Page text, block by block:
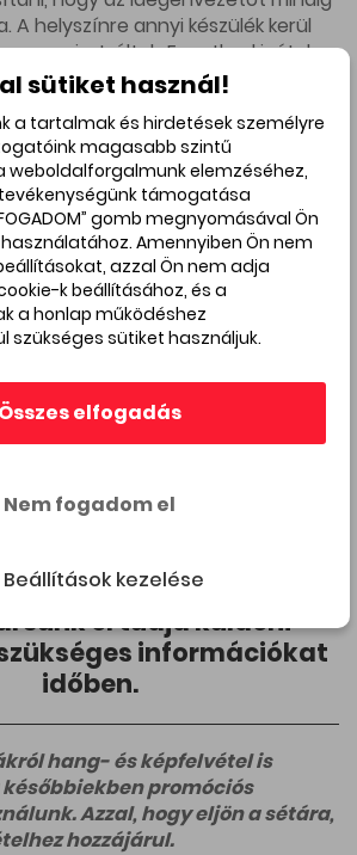
A helyszínre annyi készülék kerül
regisztráltak. Egyetlen kivétel,
okból nem tudja használni a
továbbá saját fülhallgató
mind környezetkímélési
dugós a készülék, tehát, amit
az itt is működni fog.
természetesen adunk egy darabot
előre is
regisztráció után 24 órán
meg a visszaigazoló
sem találja), akkor
munkanapon, hogy
el tudja küldeni
információkat
időben.
hang- és képfelvétel is
promóciós
Azzal, hogy eljön a sétára,
hozzájárul.
sütiket használ!
a tartalmak és hirdetések személyre
magasabb szintű
weboldalforgalmunk elemzéséhez,
támogatása
gomb megnyomásával Ön
Amennyiben Ön nem
azzal Ön nem adja
k beállításához, és a
a honlap működéshez
szükséges sütiket használjuk.
Összes elfogadás
Nem fogadom el
Beállítások kezelése